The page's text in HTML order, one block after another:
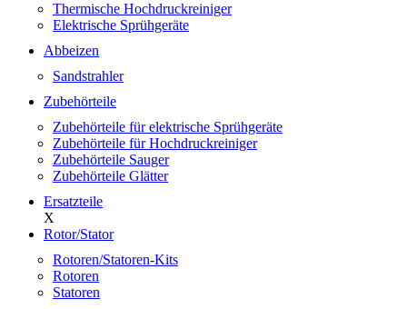
Thermische Hochdruckreiniger
Elektrische Sprühgeräte
Abbeizen
Sandstrahler
Zubehörteile
Zubehörteile für elektrische Sprühgeräte
Zubehörteile für Hochdruckreiniger
Zubehörteile Sauger
Zubehörteile Glätter
Ersatzteile
X
Rotor/Stator
Rotoren/Statoren-Kits
Rotoren
Statoren